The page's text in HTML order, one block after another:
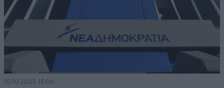
10·10·2025 15:06